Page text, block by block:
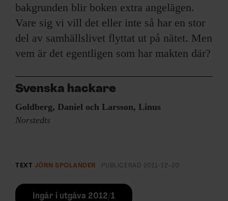
bakgrunden blir boken extra angelägen.
Vare sig vi vill det eller inte så har en stor
del av samhällslivet flyttat ut på nätet. Men
vem är det egentligen som har makten där?
Svenska hackare
Goldberg, Daniel och Larsson, Linus
Norstedts
TEXT JÖRN SPOLANDER PUBLICERAD 2011-12-20
Ingår i utgåva 2012/1